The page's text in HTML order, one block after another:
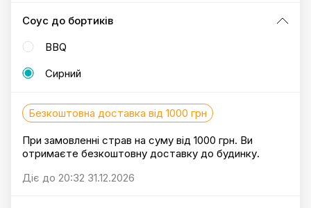
Соус до бортиків
BBQ
Сирний
Безкоштовна доставка від 1000 грн
При замовленні страв на суму від 1000 грн. Ви
отримаєте безкоштовну доставку до будинку.
Діє до 20:32 31.12.2026